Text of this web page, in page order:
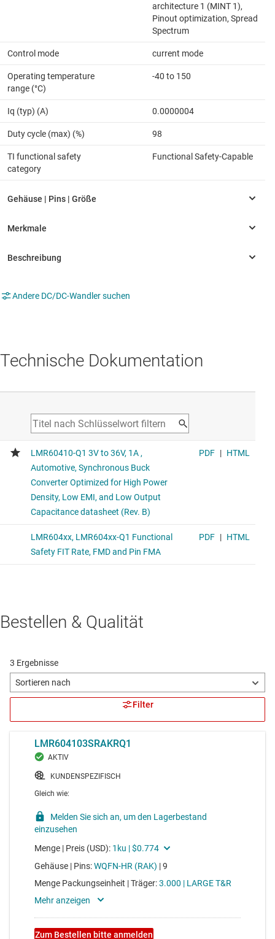
architecture 1 (MINT 1),
Pinout optimization, Spread
Spectrum
Control mode current mode
Operating temperature
range (°C)
-40 to 150
Iq (typ) (A) 0.0000004
Duty cycle (max) (%) 98
TI functional safety
category
Functional Safety-Capable
Andere DC/DC-Wandler suchen
Technische Dokumentation
Bestellen & Qualität